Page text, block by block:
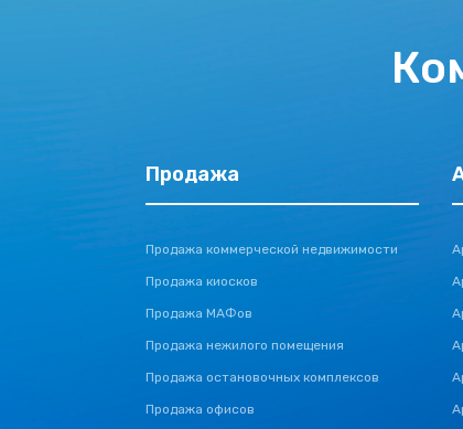
Продажа
Продажа коммерческой недвижимости
Продажа киосков
Продажа МАФов
Продажа нежилого помещения
Продажа остановочных комплексов
Продажа офисов